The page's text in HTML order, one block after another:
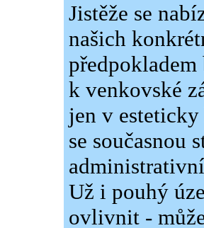
Jistěže se
našich
k venkovské
jen v
se současnou
Už i pouhý
ovlivnit -